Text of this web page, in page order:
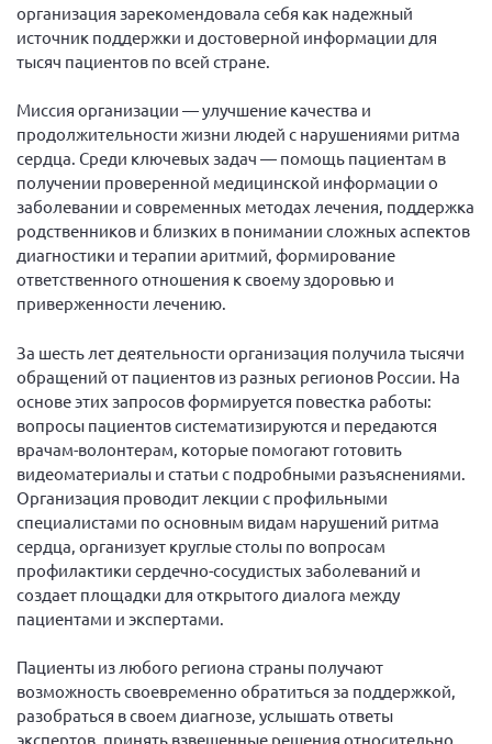
Третий съезд
Четвертый съезд
Шестой съезд
склерозом»
Новости: Казахстан
Письма и официальные ответы
Нормативно-правовые документы
Методическая литература для НКО
Публичные отчеты
Исследования, аналитика, мнения
Всероссийская онлайн конференция
"Рассеянный склероз. XX лет работы
ОООИБРС" (25-29.08.2020)
Всероссийская конференция-тренинг
"Рассеянный склероз: новые реалии" (26-
29.05.2022)
Общероссийская РС
Алтайский край
Архангельская область
организация зарекомендовала себя как надежный
источник поддержки и достоверной информации для
тысяч пациентов по всей стране.
Миссия организации — улучшение качества и
продолжительности жизни людей с нарушениями ритма
сердца. Среди ключевых задач — помощь пациентам в
получении проверенной медицинской информации о
заболевании и современных методах лечения, поддержка
родственников и близких в понимании сложных аспектов
диагностики и терапии аритмий, формирование
ответственного отношения к своему здоровью и
приверженности лечению.
За шесть лет деятельности организация получила тысячи
обращений от пациентов из разных регионов России. На
основе этих запросов формируется повестка работы:
вопросы пациентов систематизируются и передаются
врачам-волонтерам, которые помогают готовить
видеоматериалы и статьи с подробными разъяснениями.
Организация проводит лекции с профильными
специалистами по основным видам нарушений ритма
сердца, организует круглые столы по вопросам
профилактики сердечно-сосудистых заболеваний и
создает площадки для открытого диалога между
пациентами и экспертами.
Пациенты из любого региона страны получают
возможность своевременно обратиться за поддержкой,
разобраться в своем диагнозе, услышать ответы
экспертов, принять взвешенные решения относительно